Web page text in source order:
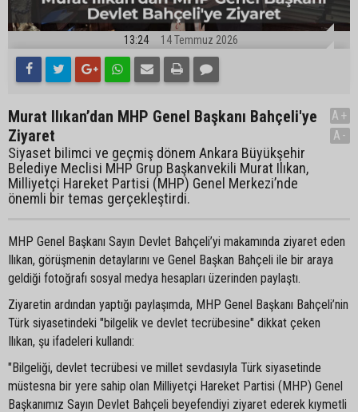
13:24 14 Temmuz 2026
Murat Ilıkan’dan MHP Genel Başkanı Bahçeli'ye
Ziyaret
Siyaset bilimci ve geçmiş dönem Ankara Büyükşehir
Belediye Meclisi MHP Grup Başkanvekili Murat Ilıkan,
Milliyetçi Hareket Partisi (MHP) Genel Merkezi’nde
önemli bir temas gerçekleştirdi.
A+
A-
MHP Genel Başkanı Sayın Devlet Bahçeli’yi makamında ziyaret eden
Ilıkan, görüşmenin detaylarını ve Genel Başkan Bahçeli ile bir araya
geldiği fotoğrafı sosyal medya hesapları üzerinden paylaştı.
Ziyaretin ardından yaptığı paylaşımda, MHP Genel Başkanı Bahçeli’nin
Türk siyasetindeki "bilgelik ve devlet tecrübesine" dikkat çeken
Ilıkan, şu ifadeleri kullandı:
"Bilgeliği, devlet tecrübesi ve millet sevdasıyla Türk siyasetinde
müstesna bir yere sahip olan Milliyetçi Hareket Partisi (MHP) Genel
Başkanımız Sayın Devlet Bahçeli beyefendiyi ziyaret ederek kıymetli